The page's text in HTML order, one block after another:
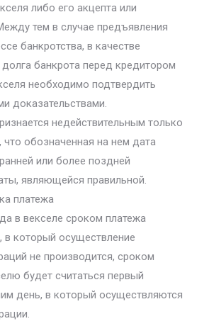
либо его акцепта или
тем в случае предъявления
банкротства, в качестве
долга банкрота перед кредитором
необходимо подтвердить
доказательствами.
недействительным только
что обозначенная на нем дата
или более поздней
являющейся правильной.
платежа
в векселе сроком платежа
в который осуществление
не производится, сроком
будет считаться первый
день, в который осуществляются